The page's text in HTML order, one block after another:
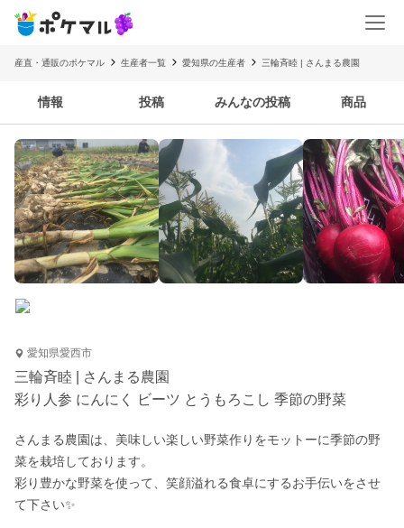
産直・通販のポケマル 生産者一覧 愛知県の生産者 三輪斉睦 | さんまる農園
情報 投稿 みんなの投稿 商品
愛知県愛西市
三輪斉睦 | さんまる農園
彩り人参 にんにく ビーツ とうもろこし 季節の野菜
さんまる農園は、美味しい楽しい野菜作りをモットーに季節の野
菜を栽培しております。
彩り豊かな野菜を使って、笑顔溢れる食卓にするお手伝いをさせ
て下さい✨